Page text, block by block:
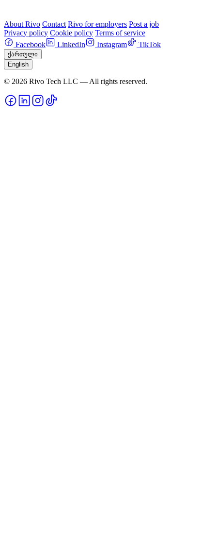
About Rivo Contact Rivo for employers Post a job
Privacy policy Cookie policy Terms of service
Facebook
LinkedIn Instagram TikTok
ქართული
English
© 2026 Rivo Tech LLC — All rights reserved.